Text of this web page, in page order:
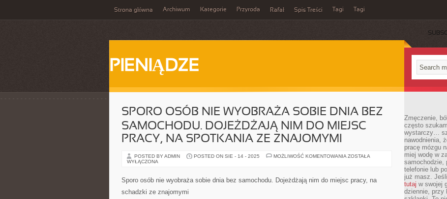
Strona główna Archiwum Kategorie Przyroda Rafał Spis Treści Tagi Tagi
PIENIĄDZE
SPORO OSÓB NIE WYOBRAŻA SOBIE DNIA BEZ
SAMOCHODU. DOJEŻDŻAJĄ NIM DO MIEJSC
PRACY, NA SPOTKANIA ZE ZNAJOMYMI
POSTED BY ADMIN POSTED ON SIE - 14 - 2025 MOŻLIWOŚĆ KOMENTOWANIA SPORO
DNIA
ZOSTAŁA
WYŁĄCZONA
Sporo osób nie wyobraża sobie dnia bez samochodu. Dojeżdżają nim do miejsc pracy, na
schadzki ze znajomymi
Zmęczenie,
często
wystarczy…
nawodnienia,
pracę mózgu
miej wodę w
samochodzie,
telefonie lub
już masz.
tutaj w swojej
dziennie, przy